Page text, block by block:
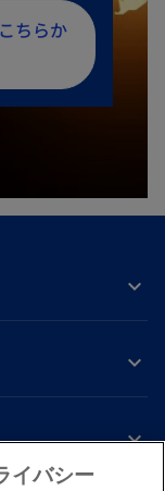
ちらか
イバシー